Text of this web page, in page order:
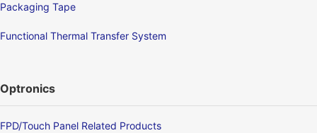
Packaging Tape
Functional Thermal Transfer System
Optronics
FPD/Touch Panel Related Products